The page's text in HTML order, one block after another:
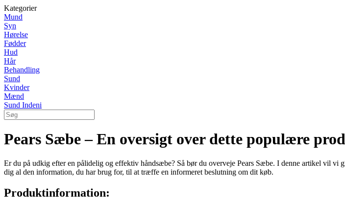
Kategorier
Mund
Syn
Hørelse
Fødder
Hud
Hår
Behandling
Sund
Kvinder
Mænd
Sund Indeni
Pears Sæbe – En oversigt over dette populære
Er du på udkig efter en pålidelig og effektiv håndsæbe? Så bør du overveje Pears Sæbe. I denne artikel vil vi
dig al den information, du har brug for, til at træffe en informeret beslutning om dit køb.
Produktinformation: